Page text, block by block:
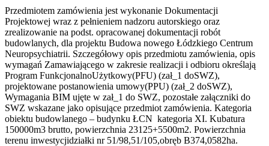
Przedmiotem zamówienia jest wykonanie Dokumentacji
Projektowej wraz z pełnieniem nadzoru autorskiego oraz
zrealizowanie na podst. opracowanej dokumentacji robót
budowlanych, dla projektu Budowa nowego Łódzkiego Centrum
Neuropsychiatrii. Szczegółowy opis przedmiotu zamówienia, opis
wymagań Zamawiającego w zakresie realizacji i odbioru określają
Program Funkcjonalno­Użytkowy(PFU) (zał_1 doSWZ),
projektowane postanowienia umowy(PPU) (zał_2 doSWZ),
Wymagania BIM ujęte w zał_1 do SWZ, pozostałe załączniki do
SWZ wskazane jako opisujące przedmiot zamówienia. Kategoria
obiektu budowlanego – budynku ŁCN ­ kategoria XI. Kubatura
150000m3 brutto, powierzchnia 23125+5500m2. Powierzchnia
terenu inwestycji­działki nr 51/98,51/105,obręb B­37­4,0582ha.